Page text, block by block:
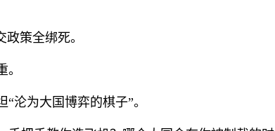
策全绑死。
沦为大国博弈的棋子”。